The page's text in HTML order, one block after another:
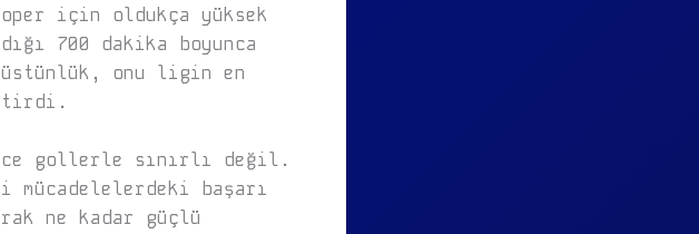
için oldukça yüksek
700 dakika boyunca
onu ligin en
gollerle sınırlı değil.
başarı
ne kadar güçlü